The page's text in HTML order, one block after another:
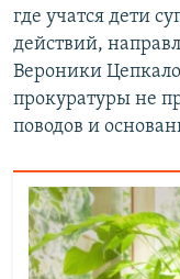
где учатся дети
действий,
Вероники
прокуратуры не
поводов и